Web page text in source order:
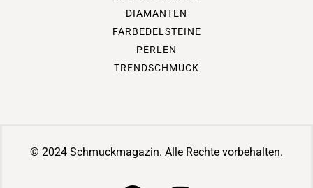
DIAMANTEN
FARBEDELSTEINE
PERLEN
TRENDSCHMUCK
© 2024 Schmuckmagazin. Alle Rechte vorbehalten.